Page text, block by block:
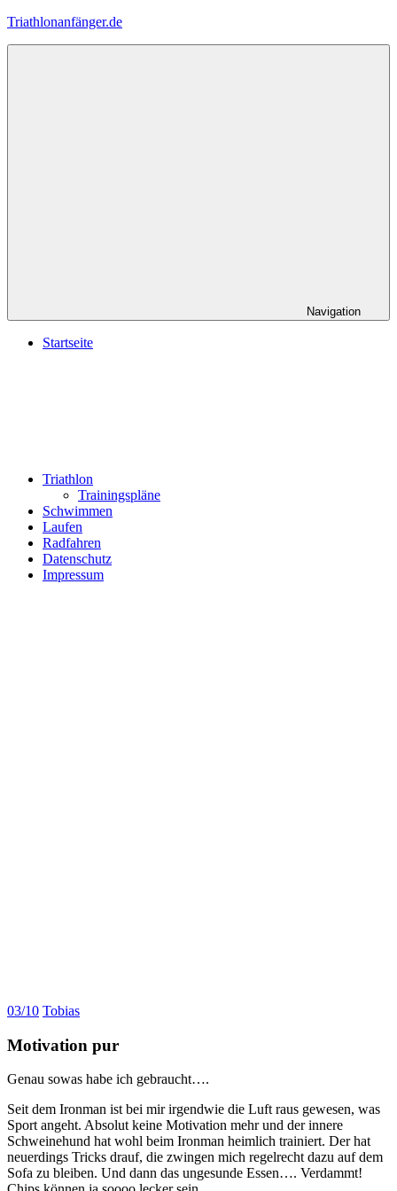
Zum
Triathlonanfänger.de
Navigation
Startseite
Triathlon
Trainingspläne
Schwimmen
Laufen
Radfahren
Datenschutz
Impressum
03/10 Tobias
Motivation pur
Genau sowas habe ich gebraucht….
Seit dem Ironman ist bei mir irgendwie die Luft raus gewesen, was
Sport angeht. Absolut keine Motivation mehr und der innere
Schweinehund hat wohl beim Ironman heimlich trainiert. Der hat
neuerdings Tricks drauf, die zwingen mich regelrecht dazu auf dem
Sofa zu bleiben. Und dann das ungesunde Essen…. Verdammt!